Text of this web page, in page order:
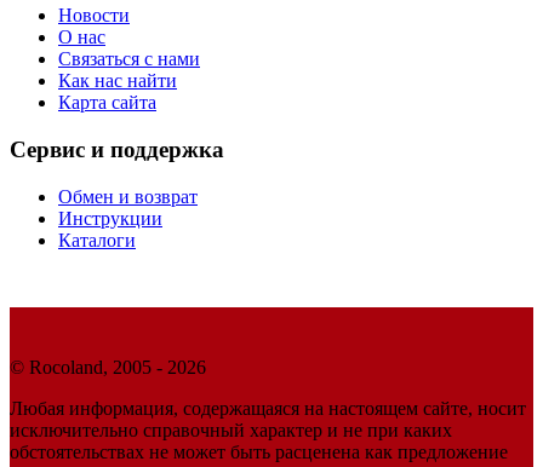
Новости
О нас
Связаться с нами
Как нас найти
Карта сайта
Сервис и поддержка
Обмен и возврат
Инструкции
Каталоги
© Rocoland, 2005 - 2026
Любая информация, содержащаяся на настоящем сайте, носит
исключительно справочный характер и не при каких
обстоятельствах не может быть расценена как предложение